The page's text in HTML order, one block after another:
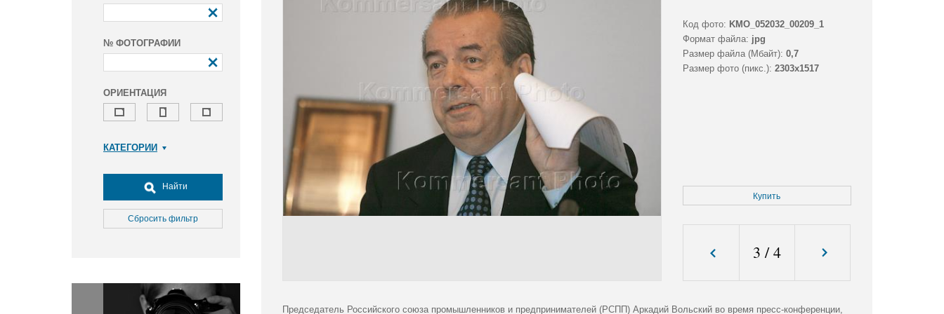
№ ФОТОГРАФИИ
ОРИЕНТАЦИЯ
КАТЕГОРИИ
Досуг, туризм и отдых
Культура
Медицина
Окружающая среда
Политика
Найти
Сбросить фильтр
Код фото: KMO_052032_00209_1
Формат файла: jpg
Размер файла (Мбайт): 0,7
Размер фото (пикс.): 2303x1517
Купить
3 /4
Председатель Российского союза промышленников и предпринимателей (РСПП) Аркадий Вольский во время пресс-конференции,